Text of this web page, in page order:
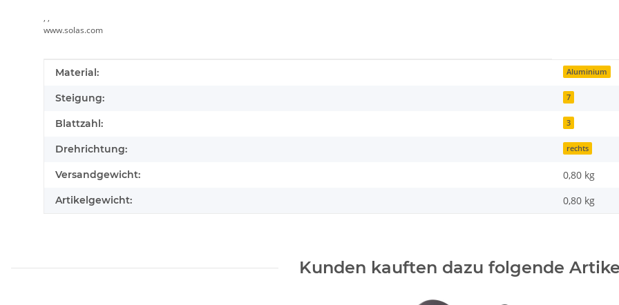
, ,
www.solas.com
Produkteigenschaft
Wert
Material: Aluminium
Steigung: 7
Blattzahl: 3
Drehrichtung: rechts
Versandgewicht: 0,80 kg
Artikelgewicht: 0,80 kg
Kunden kauften dazu folgende